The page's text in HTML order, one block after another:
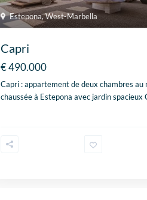
Estepona,West-Marbella
Capri
€ 490.000
Capri : appartement de deux chambres au
chaussée à Estepona avec jardin spacieux